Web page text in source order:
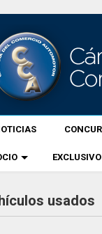
usados